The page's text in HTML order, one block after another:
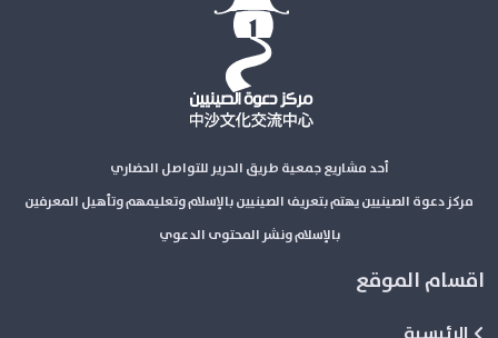
أحد مشاريع جمعية طريق الحرير للتواصل الحضاري
مركز دعوة الصينيين يهتم بتعريف الصينيين بالإسلام وتعليمهم وتأهيل المعرفين
بالإسلام ونشر المحتوى الدعوي
اقسام الموقع